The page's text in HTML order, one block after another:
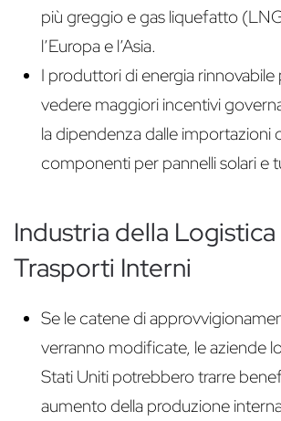
più greggio e gas liquefatto
l’Europa e l’Asia.
I produttori di energia
vedere maggiori incentivi
la dipendenza dalle importazioni
componenti per pannelli solari e
Industria della Logistica
Trasporti Interni
Se le catene di
verranno modificate, le aziende
Stati Uniti potrebbero trarre
aumento della produzione